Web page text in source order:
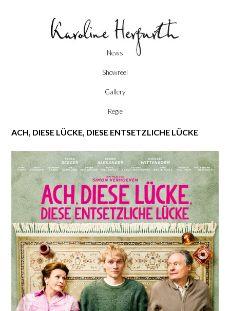
News
Showreel
Gallery
Regie
ACH, DIESE LÜCKE, DIESE ENTSETZLICHE LÜCKE